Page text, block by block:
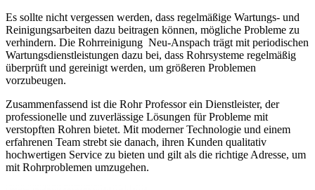
Es sollte nicht vergessen werden, dass regelmäßige Wartungs- und
Reinigungsarbeiten dazu beitragen können, mögliche Probleme zu
verhindern. Die Rohrreinigung Neu-Anspach trägt mit periodischen
Wartungsdienstleistungen dazu bei, dass Rohrsysteme regelmäßig
überprüft und gereinigt werden, um größeren Problemen
vorzubeugen.
Zusammenfassend ist die Rohr Professor ein Dienstleister, der
professionelle und zuverlässige Lösungen für Probleme mit
verstopften Rohren bietet. Mit moderner Technologie und einem
erfahrenen Team strebt sie danach, ihren Kunden qualitativ
hochwertigen Service zu bieten und gilt als die richtige Adresse, um
mit Rohrproblemen umzugehen.